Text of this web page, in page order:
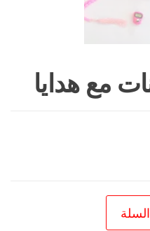
مع هدايا